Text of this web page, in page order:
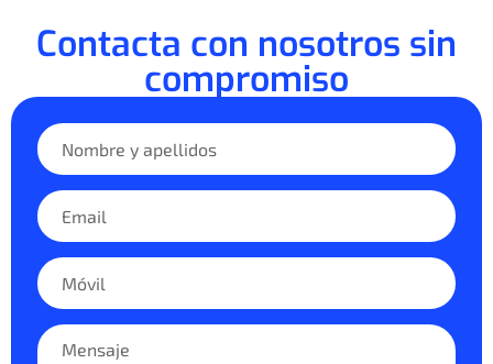
Contacta con nosotros sin
compromiso